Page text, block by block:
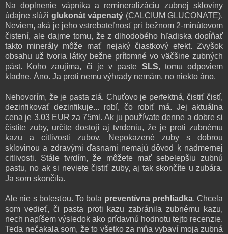
Na doplnenie vápnika a remineralizáciu zubnej skloviny
údajne slúži glukonát vápenatý (CALCIUM GLUCONATE).
Neviem, aká je jeho vstrebateľnosť pri bežnom 2-minútovom
čistení, ale dajme tomu, že z dlhodobého hľadiska dopĺňať
takto minerály môže mať nejaký čiastkový efekt. Zvyšok
obsahu už tvoria látky bežne prítomné vo väčšine zubných
pást. Koho zaujíma, či je v paste SLS, tomu odpoviem
kladne. Áno. Ja proti nemu výhrady nemám, no niekto áno.
Nehovorím, že je pasta zlá. Chuťovo je perfektná, čistiť čistí,
dezinfikovať dezinfikuje... robí, čo robiť má. Jej aktuálna
cena je 3,03 EUR za 75ml. Ak ju používate denne a dobre si
čistíte zuby, určite dostojí aj tvrdeniu, že je proti zubnému
kazu a citlivosti zubov. Nepokazené zuby s dobrou
sklovinou a zdravými ďasnami nemajú dôvod k nadmernej
citlivosti.
Stále tvrdím, že môžete mať sebelepšiu zubnú
pastu, no ak si neviete čistiť zuby, aj tak skončíte u zubára.
Ja som skončila.
Ale nie s bolesťou. To bola preventívna prehliadka. Chcela
som vedieť, či pasta proti kazu zabránila zubnému kazu,
nech napíšem výsledok ako prídavnú hodnotu tejto recenzie.
Teda nečakala som, že to všetko za mňa vybaví moja zubná